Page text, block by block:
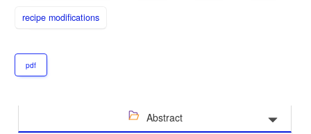
recipe modifications
pdf
Abstract